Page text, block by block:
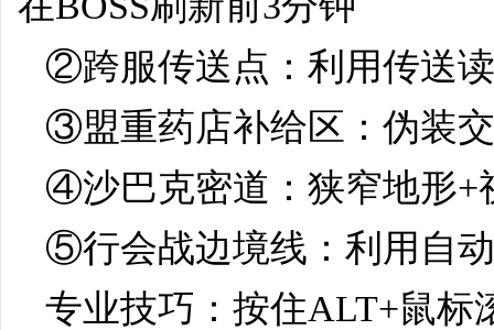
②跨服传送点：利用传送
③盟重药店补给区：伪装
④沙巴克密道：狭窄地形+
⑤行会战边境线：利用自
专业技巧：按住ALT+鼠标